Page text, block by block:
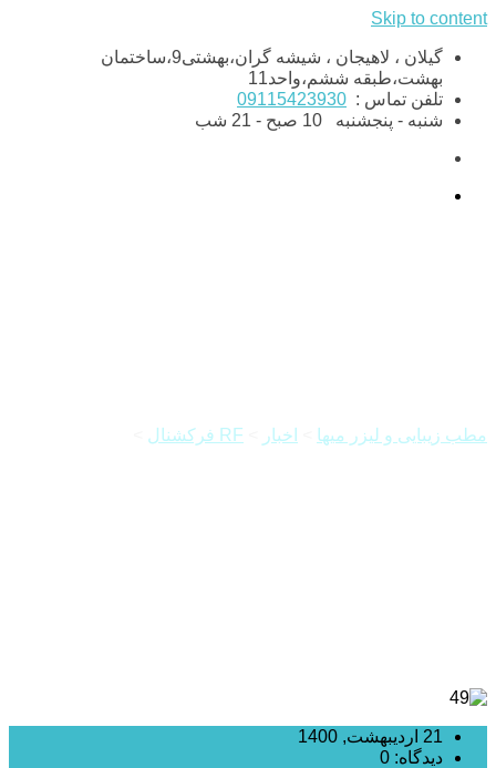
Skip to content
گیلان ، لاهیجان ، شیشه گران،بهشتی9،ساختمان
بهشت،طبقه ششم،واحد11
تلفن تماس : 09115423930
شنبه - پنجشنبه
مطب زیبایی و لیزر میها اخبار RF فرکشنال
21 اردیبهشت, 1400
دیدگاه: 0